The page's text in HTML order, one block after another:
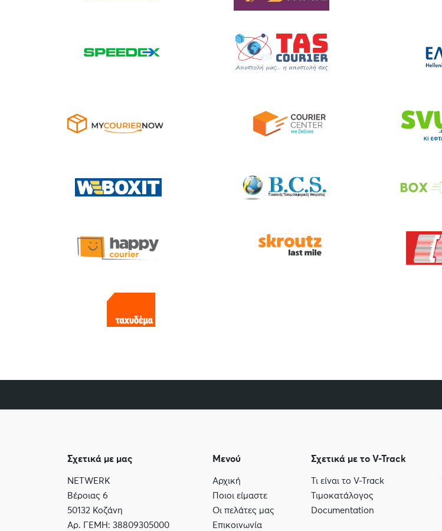
Σχετικά με μας
NETWERK
Βέροιας 6
50132 Κοζάνη
Αρ. ΓΕΜΗ: 38809305000
Μενού
Αρχική
Ποιοι είμαστε
Οι πελάτες μας
Επικοινωνία
Σχετικά με το V-Track
Τι είναι το V-Track
Τιμοκατάλογος
Documentation